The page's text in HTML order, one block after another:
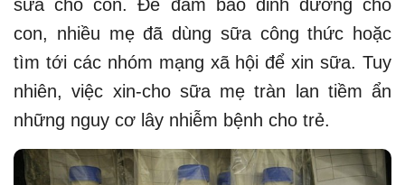
sữa cho con. Để đảm bảo dinh dưỡng cho
con, nhiều mẹ đã dùng sữa công thức hoặc
tìm tới các nhóm mạng xã hội để xin sữa. Tuy
nhiên, việc xin-cho sữa mẹ tràn lan tiềm ẩn
những nguy cơ lây nhiễm bệnh cho trẻ.